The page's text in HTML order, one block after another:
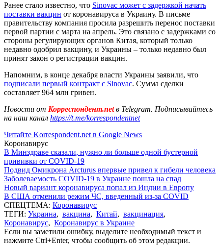
Ранее стало известно, что Sinovac может с задержкой начать
поставки вакцин от коронавируса в Украину. В письме
правительству компания просила разрешить перенос поставки
первой партии с марта на апрель. Это связано с задержками со
стороны регулирующих органов Китая, который только
недавно одобрил вакцину, и Украины – только недавно был
принят закон о регистрации вакцин.
Напомним, в конце декабря власти Украины заявили, что
подписали первый контракт с Sinovac. Сумма сделки
составляет 964 млн гривен.
Новости от Корреспондент.netв Telegram. Подписывайтесь
на наш канал https://t.me/korrespondentnet
Читайте Korrespondent.net в Google News
Коронавирус
В Минздраве сказали, нужно ли больше одной бустерной
прививки от COVID-19
Подвид Омикрона Arcturus впервые привел к гибели человека
Заболеваемость COVID-19 в Украине пошла на спад
Новый вариант коронавируса попал из Индии в Европу
В США отменили режим ЧС, введенный из-за COVID
СПЕЦТЕМА: Коронавирус
ТЕГИ: Украина, вакцина, Китай, вакцинация,
Коронавирус, Коронавирус в Украине
Если вы заметили ошибку, выделите необходимый текст и
нажмите Ctrl+Enter, чтобы сообщить об этом редакции.